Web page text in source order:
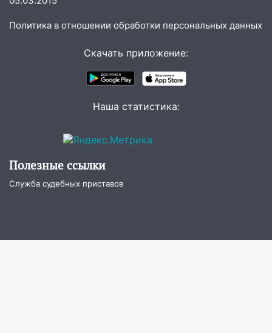
13:10
В Заволжском районе дерево
сорванные крыши, поваленные деревья,
после ливня город снова уходит под
12:12 Прокуратура взяла на контроль
ДТП с шестилетним ребёнком на улице
шестилетнего ребёнка на улице
Политика в отношении обработки персональных данных
Скачать приложение:
Наша статистика:
Полезные ссылки
Служба судебных приставов